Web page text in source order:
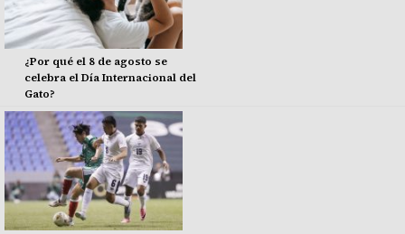
¿Por qué el 8 de agosto se
celebra el Día Internacional del
Gato?